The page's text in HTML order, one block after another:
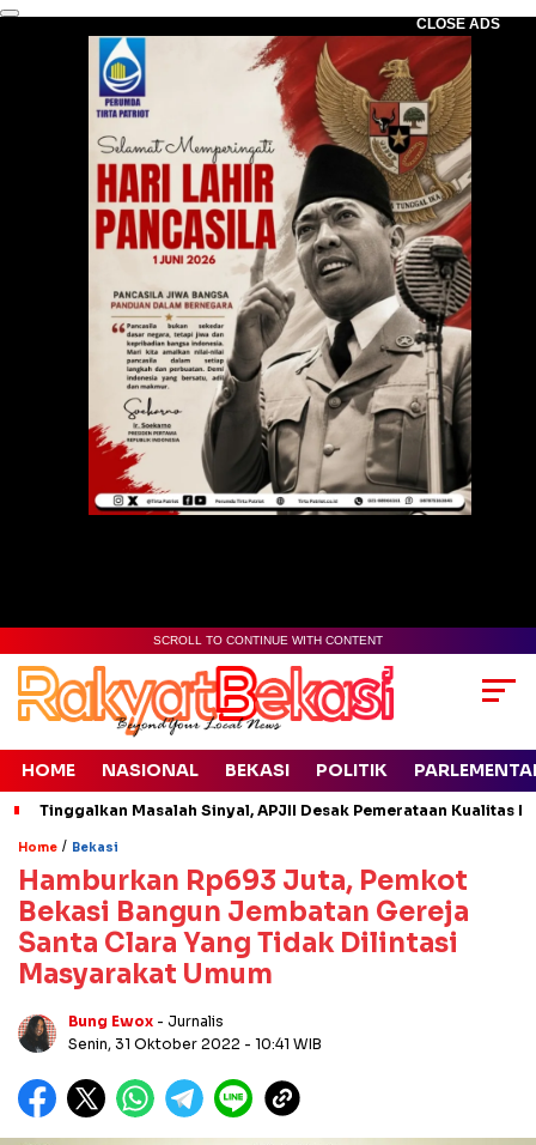
CLOSE ADS
SCROLL TO CONTINUE WITH CONTENT
HOME NASIONAL BEKASI POLITIK
Tinggalkan Masalah Sinyal, APJII Desak Pemerataan Kualitas
Home / Bekasi
Hamburkan Rp693 Juta, Pemkot
Bekasi Bangun Jembatan Gereja
Santa Clara Yang Tidak Dilintasi
Masyarakat Umum
Bung Ewox - Jurnalis
Senin, 31 Oktober 2022 - 10:41 WIB